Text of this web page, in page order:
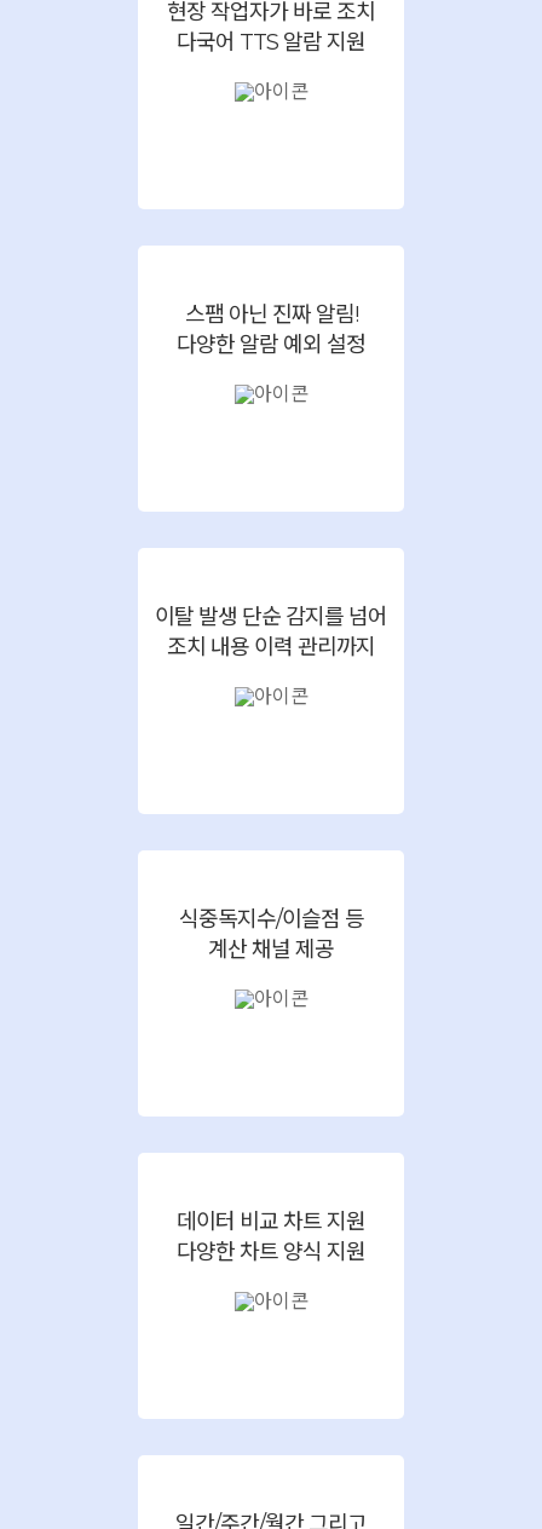
현장 작업자가 바로 조치
다국어 TTS 알람 지원
스팸 아닌 진짜 알림!
다양한 알람 예외 설정
이탈 발생 단순 감지를 넘어
조치 내용 이력 관리까지
식중독지수/이슬점 등
계산 채널 제공
데이터 비교 차트 지원
다양한 차트 양식 지원
일간/주간/월간 그리고